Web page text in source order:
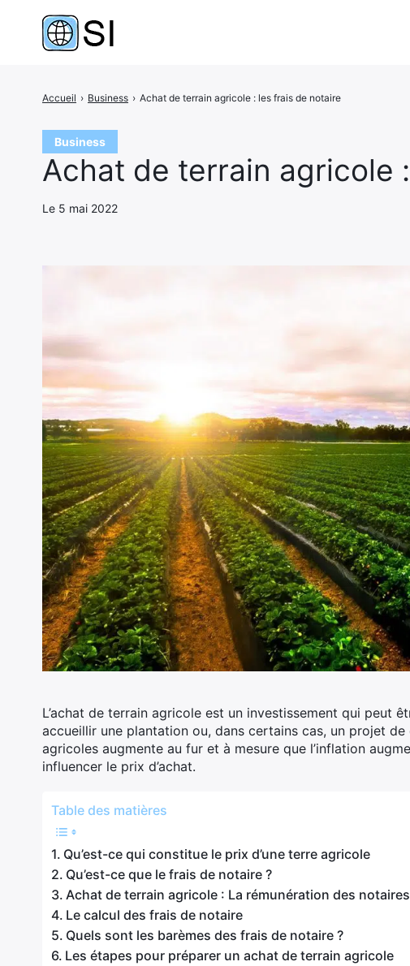
Business
Achat de terrain agricole
Le 5 mai 2022
Accueil › Business › Achat de terrain agricole : les frais de notaire
L’achat de terrain agricole est un investissement qui peut
accueillir une plantation ou, dans certains cas, un projet
agricoles augmente au fur et à mesure que l’inflation
influencer le prix d’achat.
Table des matières
Qu’est-ce qui constitue le prix d’une terre agricole
Qu’est-ce que le frais de notaire ?
Achat de terrain agricole : La rémunération des notaires
Le calcul des frais de notaire
Quels sont les barèmes des frais de notaire ?
Les étapes pour préparer un achat de terrain agricole
Rechercher